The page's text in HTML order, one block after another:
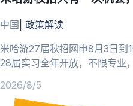
中国 政策解读
米哈游27届秋招网申8月3日到
28届实习全年开放，不限专业
2026/8/5